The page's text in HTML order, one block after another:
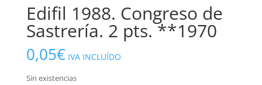
Edifil 1988. Congreso de
Sastrería. 2 pts. **1970
0,05€ IVA INCLUÍDO
Sin existencias